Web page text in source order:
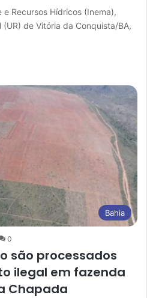
Recursos Hídricos (Inema),
de Vitória da Conquista/BA,
Bahia
0
são processados
ilegal em fazenda
Chapada